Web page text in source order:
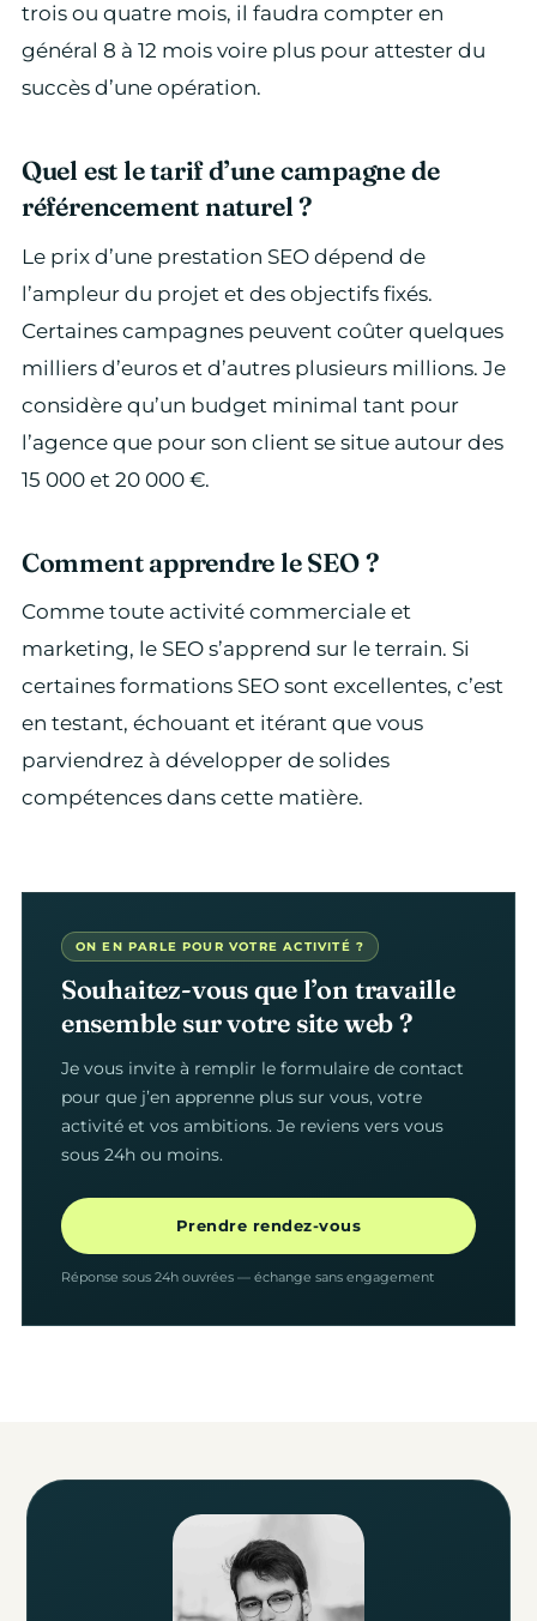
trois ou quatre mois, il faudra compter en
général 8 à 12 mois voire plus pour attester du
succès d’une opération.
Quel est le tarif d’une campagne de
référencement naturel ?
Le prix d’une prestation SEO dépend de
l’ampleur du projet et des objectifs fixés.
Certaines campagnes peuvent coûter quelques
milliers d’euros et d’autres plusieurs millions. Je
considère qu’un budget minimal tant pour
l’agence que pour son client se situe autour des
15 000 et 20 000 €.
Comment apprendre le SEO ?
Comme toute activité commerciale et
marketing, le SEO s’apprend sur le terrain. Si
certaines formations SEO sont excellentes, c’est
en testant, échouant et itérant que vous
parviendrez à développer de solides
compétences dans cette matière.
ON EN PARLE POUR VOTRE ACTIVITÉ ?
Souhaitez-vous que l’on travaille
ensemble sur votre site web ?
Je vous invite à remplir le formulaire de contact
pour que j’en apprenne plus sur vous, votre
activité et vos ambitions. Je reviens vers vous
sous 24h ou moins.
Prendre rendez-vous
Réponse sous 24h ouvrées — échange sans engagement